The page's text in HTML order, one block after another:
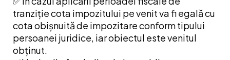
tranziție cota impozitului pe venit va fi egală cu
cota obișnuită de impozitare conform tipului
persoanei juridice, iar obiectul este venitul
obținut.